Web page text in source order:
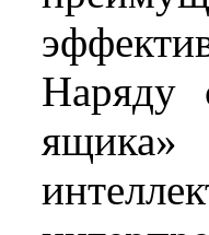
Наряду